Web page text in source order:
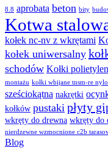
8.8 aprobata beton bity
Kotwa
kołek nc-nv z wkrętami
kołek uniwersalny
schodów Kołki
montażu kołki wbijane tnsm-re
sześciokątna nakrętki
kołków pustaki płyty
wkręty do drewna wkręty do
nierdzewne wzmocnione c2b
Blog